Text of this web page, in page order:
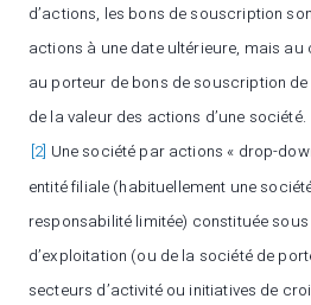
d’actions, les bons de souscription
actions à une date ultérieure, mais
au porteur de bons de souscription
de la valeur des actions d’une société.
[2] Une société par actions « drop-
entité filiale (habituellement une
responsabilité limitée) constituée sous
d’exploitation (ou de la société de
secteurs d’activité ou initiatives de